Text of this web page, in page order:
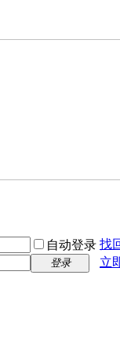
自动登录 找
登录
立